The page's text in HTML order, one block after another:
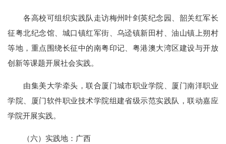
各高校可组织实践队走访梅州叶剑英纪念园、韶关红军长
征粤北纪念馆、城口镇红军街、乌迳镇新田村、油山镇上朔村
等地，重点围绕长征中的南粤印记、粤港澳大湾区建设与开放
创新等课题开展社会实践。
由集美大学牵头，联合厦门城市职业学院、厦门南洋职业
学院、厦门软件职业技术学院组建省级示范实践队，联动嘉应
学院开展实践。
（六）实践地：广西